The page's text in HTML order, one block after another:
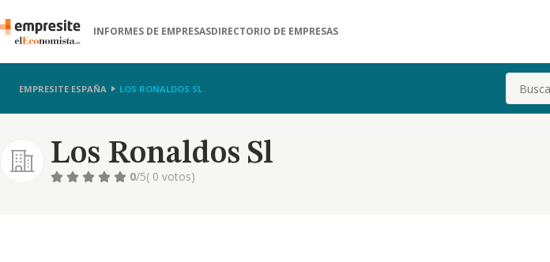
INFORMES DE EMPRESASDIRECTORIO DE EMPRESAS
EMPRESITE ESPAÑA LOS RONALDOS SL Buscar
Los Ronaldos Sl
0/5( 0 votos)